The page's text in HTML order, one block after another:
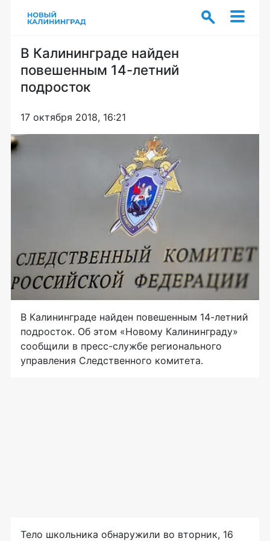
В Калининграде найден
повешенным 14-летний
подросток
17 октября 2018, 16:21
В Калининграде найден повешенным 14-летний
подросток. Об этом «Новому Калининграду»
сообщили в пресс-службе регионального
управления Следственного комитета.
Тело школьника обнаружили во вторник, 16